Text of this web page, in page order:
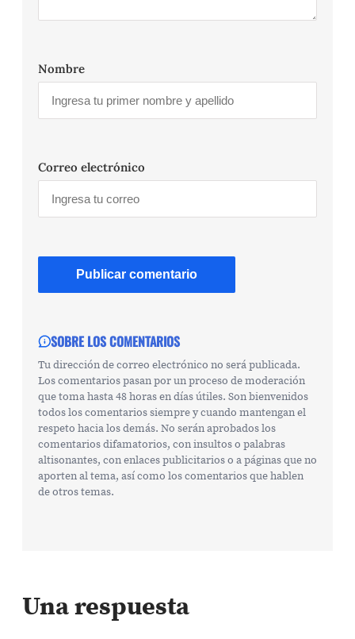
Nombre
Correo electrónico
SOBRE LOS COMENTARIOS
Tu dirección de correo electrónico no será publicada.
Los comentarios pasan por un proceso de moderación
que toma hasta 48 horas en días útiles. Son bienvenidos
todos los comentarios siempre y cuando mantengan el
respeto hacia los demás. No serán aprobados los
comentarios difamatorios, con insultos o palabras
altisonantes, con enlaces publicitarios o a páginas que no
aporten al tema, así como los comentarios que hablen
de otros temas.
Una respuesta